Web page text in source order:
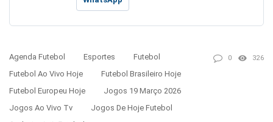
Agenda Futebol Esportes
Futebol
Futebol Ao Vivo Hoje
Futebol Brasileiro Hoje
Futebol Europeu Hoje
Jogos 19 Março 2026
Jogos Ao Vivo Tv
Jogos De Hoje Futebol
0 326